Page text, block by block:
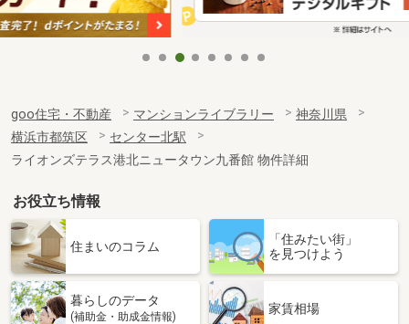
goo住宅・不動産 マンションライブラリー
神奈川県
横浜市都筑区
センター北駅
ライオンズテラス港北ニュータウン九番館 物件詳細
お役立ち情報
住まいのコラム
「住みたい街」
を見つけよう
暮らしのデータ
(補助金・助成金情報)
家賃相場